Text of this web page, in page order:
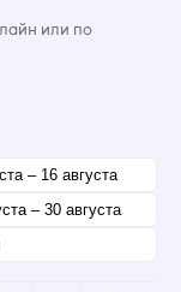
или по
– 16 августа
– 30 августа